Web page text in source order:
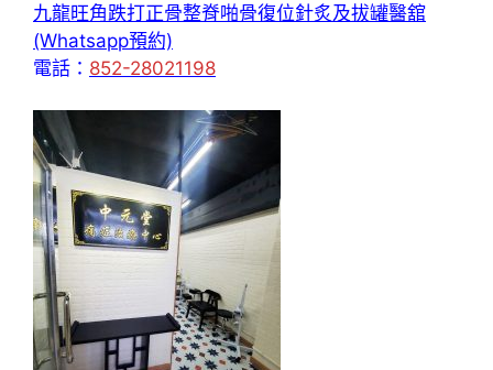
九龍旺角跌打正骨整脊啪骨復位針炙及拔罐醫舘
(Whatsapp預約)
電話： 852-28021198